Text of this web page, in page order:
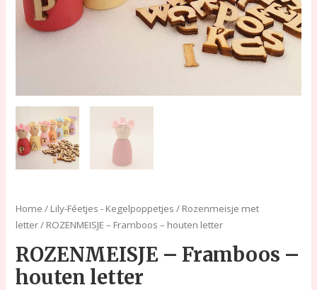
Home / Lily-Féetjes - Kegelpoppetjes / Rozenmeisje met
letter/ ROZENMEISJE – Framboos – houten letter
ROZENMEISJE – Framboos –
houten letter